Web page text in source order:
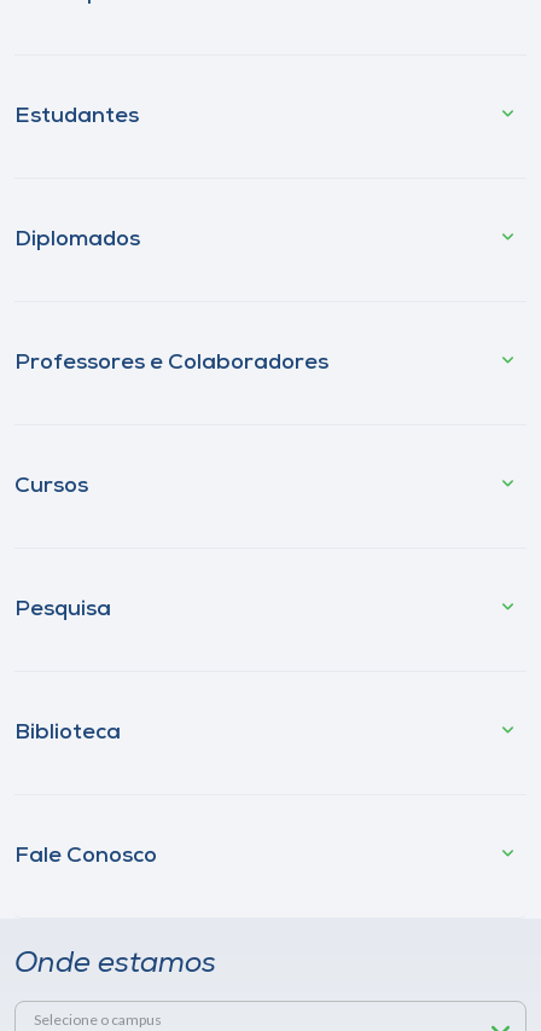
Estudantes
Diplomados
Professores e Colaboradores
Cursos
Pesquisa
Biblioteca
Fale Conosco
Onde estamos
Selecione o campus